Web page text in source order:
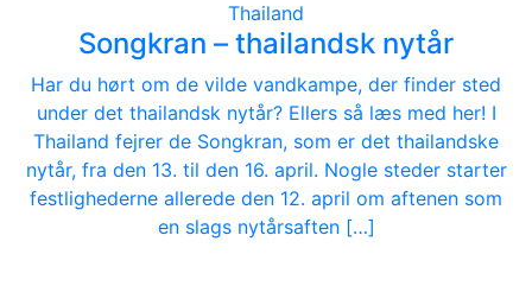
Thailand
Songkran – thailandsk nytår
Har du hørt om de vilde vandkampe, der finder sted
under det thailandsk nytår? Ellers så læs med her! I
Thailand fejrer de Songkran, som er det thailandske
nytår, fra den 13. til den 16. april. Nogle steder starter
festlighederne allerede den 12. april om aftenen som
en slags nytårsaften […]